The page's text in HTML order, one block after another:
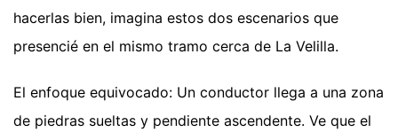
hacerlas bien, imagina estos dos escenarios que
presencié en el mismo tramo cerca de La Velilla.
El enfoque equivocado: Un conductor llega a una zona
de piedras sueltas y pendiente ascendente. Ve que el